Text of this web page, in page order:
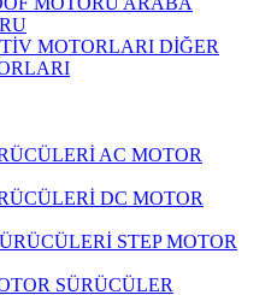
DİĞER
AC MOTOR
DC MOTOR
STEP MOTOR